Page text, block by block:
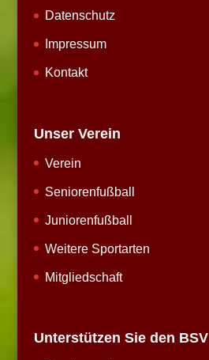
Datenschutz
Impressum
Kontakt
Unser Verein
Verein
Seniorenfußball
Juniorenfußball
Weitere Sportarten
Mitgliedschaft
Unterstützen Sie den BSV